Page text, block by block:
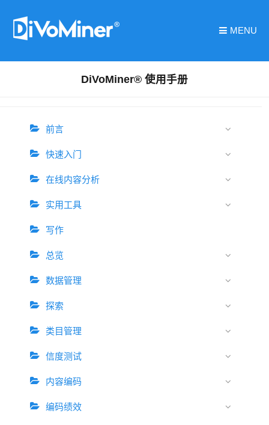
MENU
DiVoMiner® 使用手册
前言
快速入门
在线内容分析
实用工具
写作
总览
数据管理
探索
类目管理
信度测试
内容编码
编码绩效